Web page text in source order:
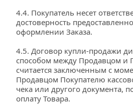
4.4. Покупатель несет
достоверность
оформлении Заказа.
4.5. Договор купли-продажи
способом между Продавцом и
считается заключенным с
Продавцом Покупателю
чека или другого документа,
оплату Товара.